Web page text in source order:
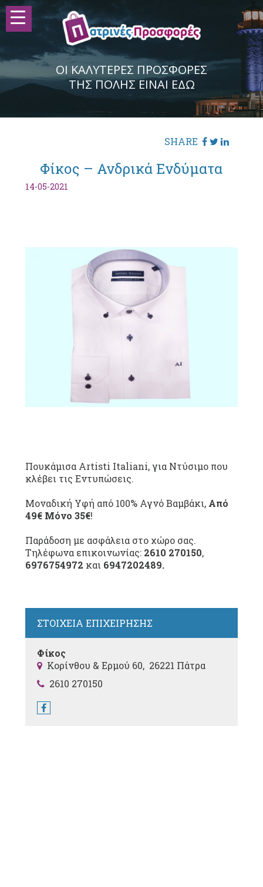
ΟΙ ΚΑΛΥΤΕΡΕΣ ΠΡΟΣΦΟΡΕΣ
ΤΗΣ ΠΟΛΗΣ ΕΙΝΑΙ ΕΔΩ
SHARE
Φίκος – Ανδρικά Ενδύματα
14-05-2021
Πουκάμισα Artisti Italiani, για Ντύσιμο που
κλέβει τις Εντυπώσεις.
Μοναδική Υφή από 100% Αγνό Βαμβάκι, Από
49€ Μόνο 35€!
Παράδοση με ασφάλεια στο χώρο σας.
Τηλέφωνα επικοινωνίας: 2610 270150,
6976754972 και 6947202489.
ΣΤΟΙΧΕΙΑ ΕΠΙΧΕΙΡΗΣΗΣ
Φίκος
Κορίνθου & Ερμού 60, 26221 Πάτρα
2610 270150